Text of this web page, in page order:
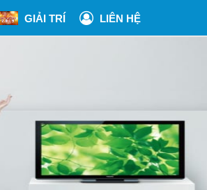
GIẢI TRÍ LIÊN HỆ